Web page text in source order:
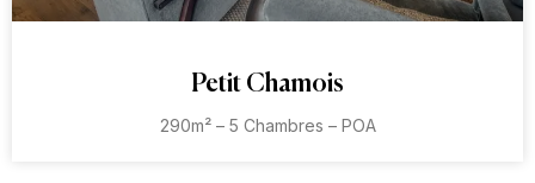
Petit Chamois
290m² – 5 Chambres – POA